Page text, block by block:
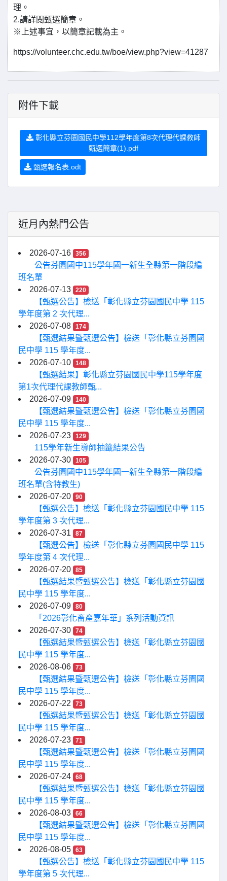
理。
2.請詳閱甄選簡章。
※上述事宜，以簡章記載為主。
https://volunteer.chc.edu.tw/boe/view.php?view=41287
附件下載
彰化縣立芬園國民中學112學年度第8次代理代課教師
甄選簡章(1).pdf
甄選報名表.odt
近月內熱門公告
2026-07-16 356
公告芬園國中115學年國一新生全縣第一階段編
班名單
2026-07-13
220
【甄選公告】檢送「彰化縣立芬園國民中學 115
學年度第 2 次代理...
2026-07-08
174
【甄選結果暨甄選公告】檢送「彰化縣立芬園國
民中學 115 學年度...
2026-07-10
148
【甄選結果】彰化縣立芬園國民中學115學年度
第1次代理代課教師甄...
2026-07-09
140
【甄選結果暨甄選公告】檢送「彰化縣立芬園國
民中學 115 學年度...
2026-07-23
129
115學年新生導師抽籤結果公告
2026-07-30
105
公告芬園國中115學年國一新生全縣第一階段編
班名單(含特教生)
2026-07-20
90
【甄選公告】檢送「彰化縣立芬園國民中學 115
學年度第 3 次代理...
2026-07-31
87
【甄選公告】檢送「彰化縣立芬園國民中學 115
學年度第 4 次代理...
2026-07-20
85
【甄選結果暨甄選公告】檢送「彰化縣立芬園國
民中學 115 學年度...
2026-07-09
80
「2026彰化畜產嘉年華」系列活動資訊
2026-07-30
74
【甄選結果暨甄選公告】檢送「彰化縣立芬園國
民中學 115 學年度...
2026-08-06
73
【甄選結果暨甄選公告】檢送「彰化縣立芬園國
民中學 115 學年度...
2026-07-22
73
【甄選結果暨甄選公告】檢送「彰化縣立芬園國
民中學 115 學年度...
2026-07-23
71
【甄選結果暨甄選公告】檢送「彰化縣立芬園國
民中學 115 學年度...
2026-07-24
68
【甄選結果暨甄選公告】檢送「彰化縣立芬園國
民中學 115 學年度...
2026-08-03
66
【甄選結果暨甄選公告】檢送「彰化縣立芬園國
民中學 115 學年度...
2026-08-05
63
【甄選公告】檢送「彰化縣立芬園國民中學 115
學年度第 5 次代理...